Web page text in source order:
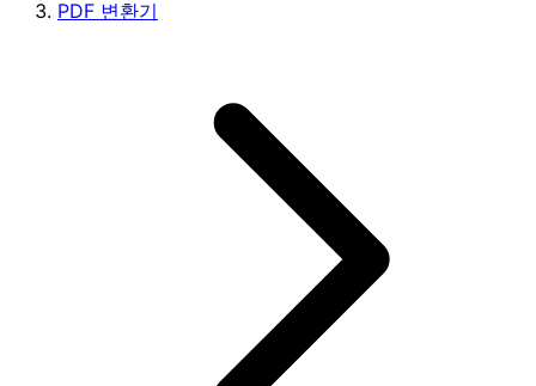
PDF 변환기